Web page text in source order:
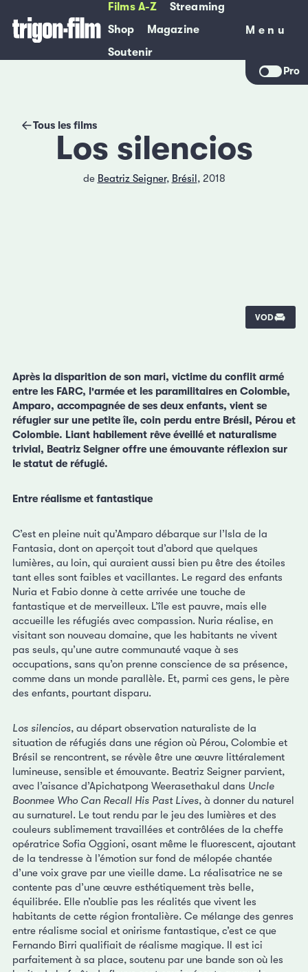
Films A-Z
Streaming
Shop
Magazine
Soutenir
Menu
Menu
Pro
Tous les films
Los silencios
de Beatriz Seigner, Brésil, 2018
VOD
Après la disparition de son mari, victime du conflit armé
entre les FARC, l'armée et les paramilitaires en Colombie,
Amparo, accompagnée de ses deux enfants, vient se
réfugier sur une petite île, coin perdu entre Brésil, Pérou et
Colombie. Liant habilement rêve éveillé et naturalisme
trivial, Beatriz Seigner offre une émouvante réflexion sur
le statut de réfugié.
Entre réalisme et fantastique
C’est en pleine nuit qu’Amparo débarque sur l’Isla de la
Fantasia, dont on aperçoit tout d’abord que quelques
lumières, au loin, qui auraient aussi bien pu être des étoiles
tant elles sont faibles et vacillantes. Le regard des enfants
Nuria et Fabio donne à cette arrivée une touche de
fantastique et de merveilleux. L’île est pauvre, mais elle
accueille les réfugiés avec compassion. Nuria réalise, en
visitant son nouveau domaine, que les habitants ne vivent
pas seuls, qu’une autre communauté vaque à ses
occupations, sans qu’on prenne conscience de sa présence,
comme dans un monde parallèle. Et, parmi ces gens, le père
des enfants, pourtant disparu.
Los silencios, au départ observation naturaliste de la
situation de réfugiés dans une région où Pérou, Colombie et
Brésil se rencontrent, se révèle être une œuvre littéralement
lumineuse, sensible et émouvante. Beatriz Seigner parvient,
avec l’aisance d’Apichatpong Weerasethakul dans Uncle
Boonmee Who Can Recall His Past Lives, à donner du naturel
au surnaturel. Le tout rendu par le jeu des lumières et des
couleurs sublimement travaillées et contrôlées de la cheffe
opératrice Sofia Oggioni, osant même le fluorescent, ajoutant
de la tendresse à l’émotion sur fond de mélopée chantée
d’une voix grave par une vieille dame. La réalisatrice ne se
contente pas d’une œuvre esthétiquement très belle,
équilibrée. Elle n’oublie pas les réalités que vivent les
habitants de cette région frontalière. Ce mélange des genres
entre réalisme social et onirisme fantastique, c’est ce que
Fernando Birri qualifiait de réalisme magique. Il est ici
parfaitement à sa place, soutenu par une bande son où les